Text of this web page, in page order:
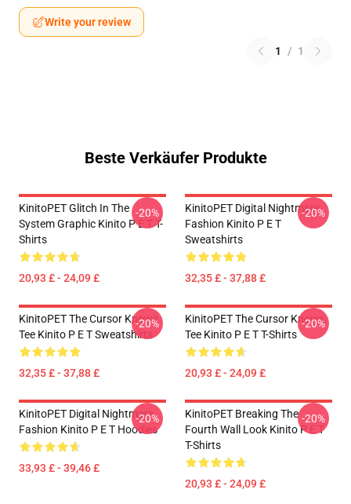
Write your review
1 / 1
Beste Verkäufer Produkte
KinitoPET Glitch In The
System Graphic Kinito P E T T-
Shirts
20,93 £ - 24,09 £
-20%
KinitoPET Digital Nightmare
Fashion Kinito P E T
Sweatshirts
32,35 £ - 37,88 £
-20%
KinitoPET The Cursor Knows
Tee Kinito P E T Sweatshirts
32,35 £ - 37,88 £
-20%
KinitoPET The Cursor Knows
Tee Kinito P E T T-Shirts
20,93 £ - 24,09 £
-20%
KinitoPET Digital Nightmare
Fashion Kinito P E T Hoodies
33,93 £ - 39,46 £
-20%
KinitoPET Breaking The
Fourth Wall Look Kinito P E T
T-Shirts
20,93 £ - 24,09 £
-20%